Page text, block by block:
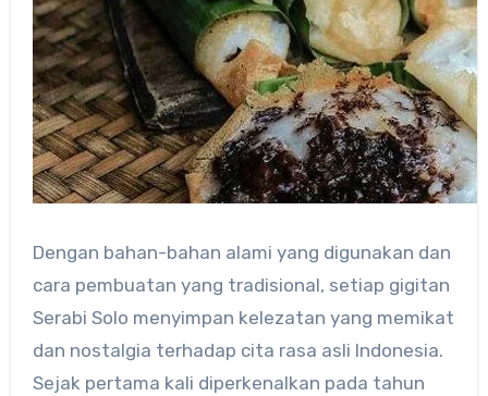
Dengan bahan-bahan alami yang digunakan dan
cara pembuatan yang tradisional, setiap gigitan
Serabi Solo menyimpan kelezatan yang memikat
dan nostalgia terhadap cita rasa asli Indonesia.
Sejak pertama kali diperkenalkan pada tahun